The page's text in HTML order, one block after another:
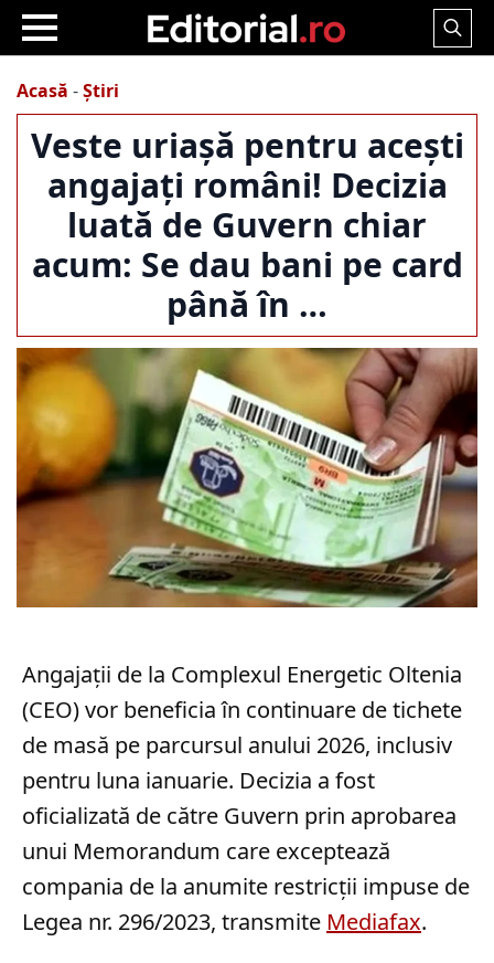
Search
Acasă -Știri
Veste uriașă pentru acești
angajați români! Decizia
luată de Guvern chiar
acum: Se dau bani pe card
până în …
Angajații de la Complexul Energetic Oltenia
(CEO) vor beneficia în continuare de tichete
de masă pe parcursul anului 2026, inclusiv
pentru luna ianuarie. Decizia a fost
oficializată de către Guvern prin aprobarea
unui Memorandum care exceptează
compania de la anumite restricții impuse de
Legea nr. 296/2023, transmite Mediafax.